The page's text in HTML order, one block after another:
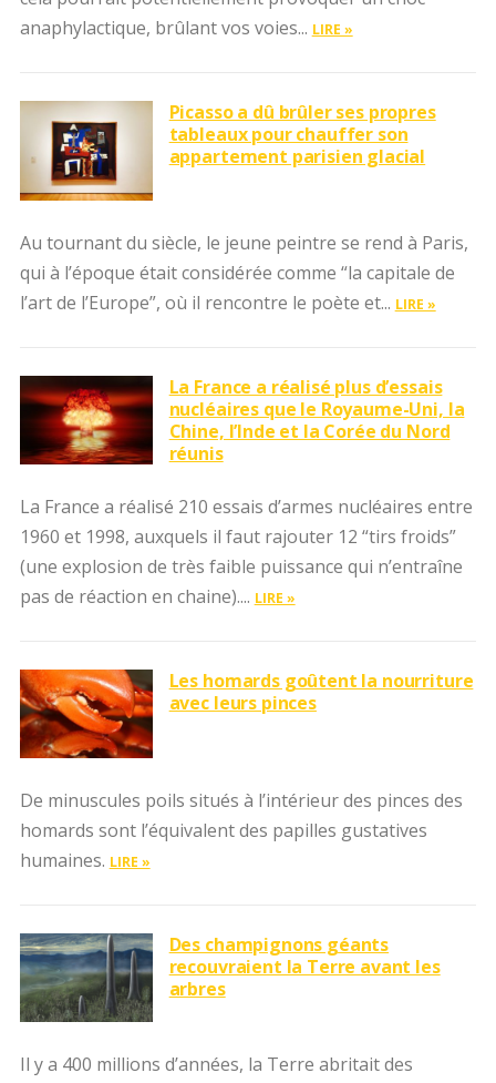
anaphylactique, brûlant vos voies... LIRE »
Picasso a dû brûler ses propres
tableaux pour chauffer son
appartement parisien glacial
Au tournant du siècle, le jeune peintre se rend à Paris,
qui à l’époque était considérée comme “la capitale de
l’art de l’Europe”, où il rencontre le poète et... LIRE »
La France a réalisé plus d’essais
nucléaires que le Royaume-Uni, la
Chine, l’Inde et la Corée du Nord
réunis
La France a réalisé 210 essais d’armes nucléaires entre
1960 et 1998, auxquels il faut rajouter 12 “tirs froids”
(une explosion de très faible puissance qui n’entraîne
pas de réaction en chaine).... LIRE »
Les homards goûtent la nourriture
avec leurs pinces
De minuscules poils situés à l’intérieur des pinces des
homards sont l’équivalent des papilles gustatives
humaines. LIRE »
Des champignons géants
recouvraient la Terre avant les
arbres
Il y a 400 millions d’années, la Terre abritait des